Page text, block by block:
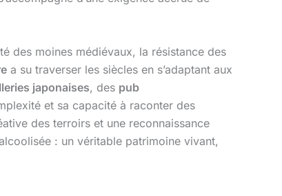
des moines médiévaux, la résistance des
a su traverser les siècles en s’adaptant aux
japonaises, des pub
et sa capacité à raconter des
des terroirs et une reconnaissance
: un véritable patrimoine vivant,